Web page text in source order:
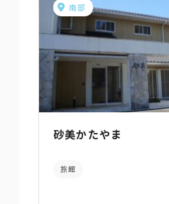
南部
砂美かたやま
旅館